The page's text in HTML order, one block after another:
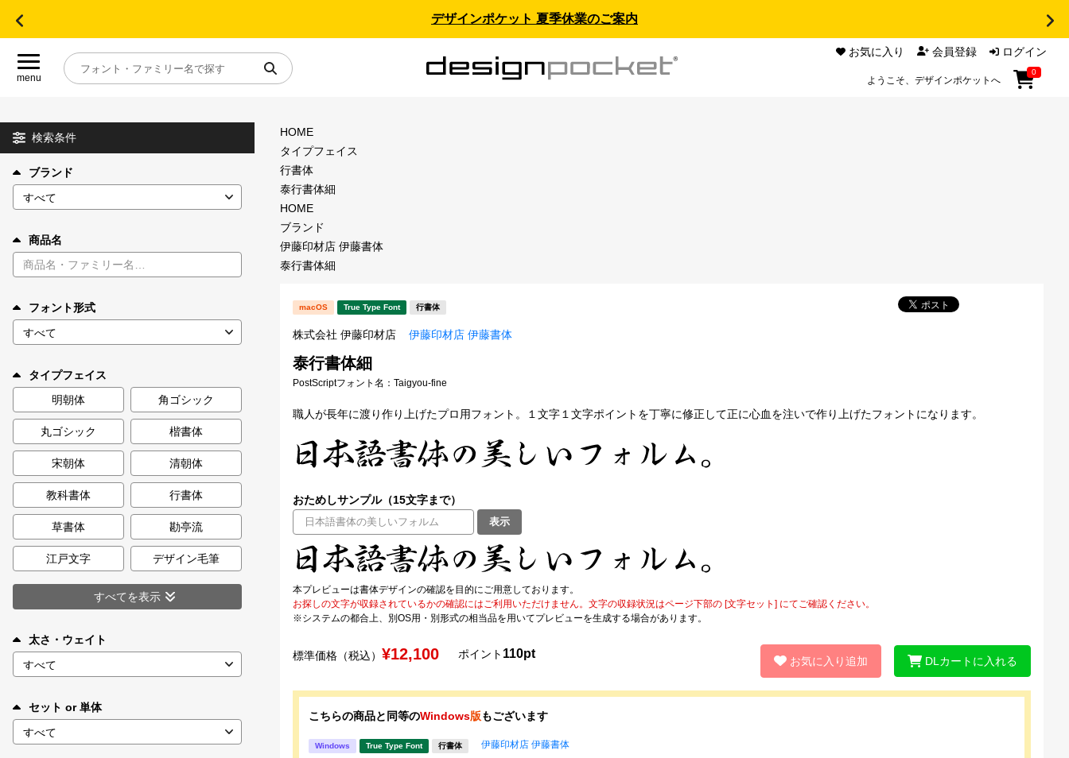
デザインポケット 夏季休業のご案内
menu
お気に入り 会員登録 ログイン
ようこそ、デザインポケットへ
0
目的別フォントガイド
特集
年間ライセンス商品
キャンペーン一覧
カート 0
マイページ
お気に入り
ご利用ガイド
お問い合わせ
検索条件
ブランド
商品名
フォント形式
タイプフェイス
明朝体
角ゴシック
丸ゴシック 楷書体
宋朝体 清朝体
教科書体 行書体
草書体 勘亭流
江戸文字 デザイン毛筆
すべてを表示
太さ・ウェイト
セット or 単体
HOME
タイプフェイス
行書体
泰行書体細
HOME
ブランド
伊藤印材店 伊藤書体
泰行書体細
macOS True Type Font 行書体
株式会社 伊藤印材店 伊藤印材店 伊藤書体
泰行書体細
PostScriptフォント名： Taigyou-fine
職人が長年に渡り作り上げたプロ用フォント。１文字１文字ポイントを丁寧に修正して正に心血を注いで作り上げたフォントになります。
おためしサンプル（15文字まで）
表示
本プレビューは書体デザインの確認を目的にご用意しております。
お探しの文字が収録されているかの確認にはご利用いただけません。文字の収録状況はページ下部の [文字セット] にてご確認ください。
※システムの都合上、別OS用・別形式の相当品を用いてプレビューを生成する場合があります。
標準価格（税込） ¥12,100 ポイント 110pt
お気に入り追加 DLカートに入れる
こちらの商品と同等のWindows版もございます
Windows True Type Font 行書体 伊藤印材店 伊藤書体